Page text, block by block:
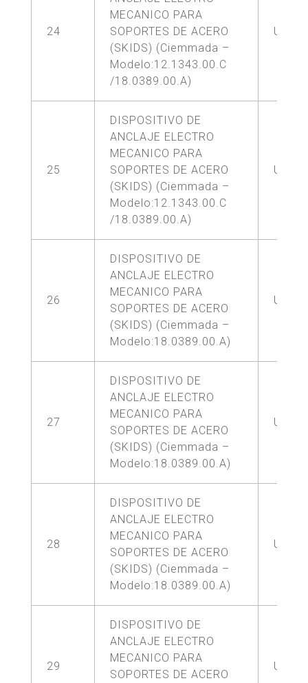
24
MECANICO PARA
SOPORTES DE ACERO
(SKIDS) (Ciemmada –
Modelo:12.1343.00.C
/18.0389.00.A)
UNA
25
DISPOSITIVO DE
ANCLAJE ELECTRO
MECANICO PARA
SOPORTES DE ACERO
(SKIDS) (Ciemmada –
Modelo:12.1343.00.C
/18.0389.00.A)
UNA
26
DISPOSITIVO DE
ANCLAJE ELECTRO
MECANICO PARA
SOPORTES DE ACERO
(SKIDS) (Ciemmada –
Modelo:18.0389.00.A)
UNA
27
DISPOSITIVO DE
ANCLAJE ELECTRO
MECANICO PARA
SOPORTES DE ACERO
(SKIDS) (Ciemmada –
Modelo:18.0389.00.A)
UNA
28
DISPOSITIVO DE
ANCLAJE ELECTRO
MECANICO PARA
SOPORTES DE ACERO
(SKIDS) (Ciemmada –
Modelo:18.0389.00.A)
UNA
29
DISPOSITIVO DE
ANCLAJE ELECTRO
MECANICO PARA
SOPORTES DE ACERO
UNA